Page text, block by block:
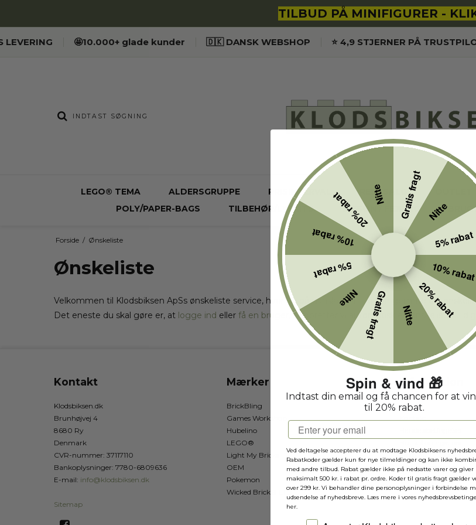
TILBUD PÅ MINIFIGURER -
LEVERING 🤩10.000+ glade kunder 🇩🇰 DANSK WEBSHOP ⭐️ 4,9 STJERNER PÅ
LEGO® TEMA ALDERSGRUPPE PRISINTERVAL RESTSALG
POLY/PAPER-BAGS
TILBEHØR/LYSKITS SÆSON / FEJRING
Forside / Ønskeliste
Ønskeliste
Velkommen til Klodsbiksen ApSs ønskeliste service, hvor du på ganske kort tid kan gemme din
Det eneste du skal gøre er, at logge ind eller få en bruger , så opretter vi automatisk en ønskeliste til
Kontakt
Klodsbiksen.dk
Brunhøjvej 4
8680 Ry
Denmark
CVR-nummer: 37117110
Bankoplysninger: 7780-6809636
E-mail: info@klodsbiksen.dk
Sitemap
Mærker
BrickBling
Games Workshop
Hubelino
LEGO®
Light My Bricks
OEM
Pokemon
Wicked Brick® LTD
Information
Om os
Kontakt
Sælg dit LEGO® til os
Fortrydelsesformular
Gratis fragt Nitte
5% rabat
10% rabat
20% rabat
Nitte
Gratis fragt
Nitte
5% rabat
10% rabat
20% rabatNitte
Spin & vind 🎁
Indtast din email og få chancen for at
til 20% rabat.
Email
Ved deltagelse accepterer du at modtage Klodsbiksens
Rabatkoder gælder kun for nye tilmeldinger og kan ikke
med andre tilbud. Rabat gælder ikke på nedsatte varer og giver
maksimalt 500 kr. i rabat pr. ordre. Koder til gratis fragt gælder
over 299 kr. Vi behandler dine personoplysninger i forbindelse
udsendelse af nyhedsbreve. Læs mere i vores
her.